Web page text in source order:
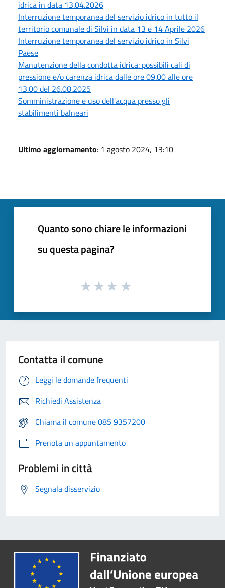
idrica in data 13.04.2026
Interruzione temporanea del servizio idrico in tutto il
territorio comunale di Silvi in data 13 e 14 Aprile 2026
Interruzione temporanea del servizio idrico in Silvi
Paese
Manutenzione della condotta idrica: possibili cali di
pressione e/o carenza idrica dalle ore 09.00 alle ore
13.00 del 26.08.2025
Somministrazione e uso dell'acqua presso gli
stabilimenti balneari
Ultimo aggiornamento: 1 agosto 2024, 13:10
Quanto sono chiare le informazioni
su questa pagina?
Contatta il comune
Leggi le domande frequenti
Richiedi Assistenza
Chiama il comune 085 9357200
Prenota un appuntamento
Problemi in città
Segnala disservizio